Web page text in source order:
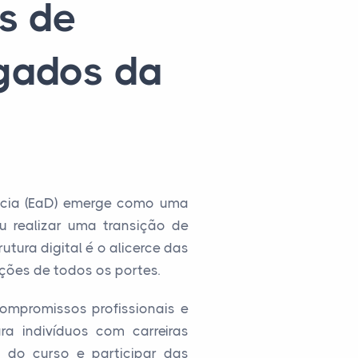
de
da
(EaD) emerge como uma
realizar uma transição de
digital é o alicerce das
de todos os portes.
profissionais e
indivíduos com carreiras
do curso e participar das